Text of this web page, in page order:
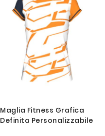
Maglia Fitness Grafica
Definita Personalizzabile